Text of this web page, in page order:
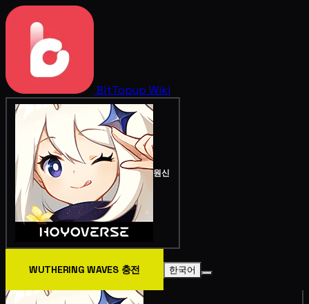
BitTopup Wiki
원신
WUTHERING WAVES 충전 한국어